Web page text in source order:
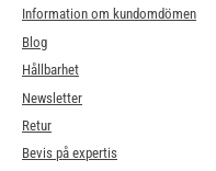
Information om kundomdömen
Blog
Hållbarhet
Newsletter
Retur
Bevis på expertis